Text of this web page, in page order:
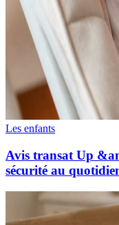
Les enfants
Avis transat Up
sécurité au